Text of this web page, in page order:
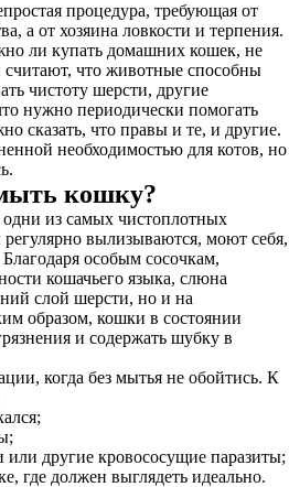
процедура, требующая от
а от хозяина ловкости и терпения.
ли купать домашних кошек, не
что животные способны
чистоту шерсти, другие
нужно периодически помогать
сказать, что правы и те, и другие.
необходимостью для котов, но
кошку?
из самых чистоплотных
вылизываются, моют себя,
особым сосочкам,
кошачьего языка, слюна
слой шерсти, но и на
образом, кошки в состоянии
и содержать шубку в
когда без мытья не обойтись. К
или другие кровососущие паразиты;
где должен выглядеть идеально.